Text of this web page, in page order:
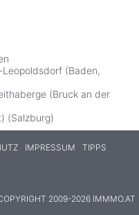
(Baden,
(Bruck an der
(Salzburg)
IMPRESSUM
TIPPS
2009-2026 IMMMO.AT